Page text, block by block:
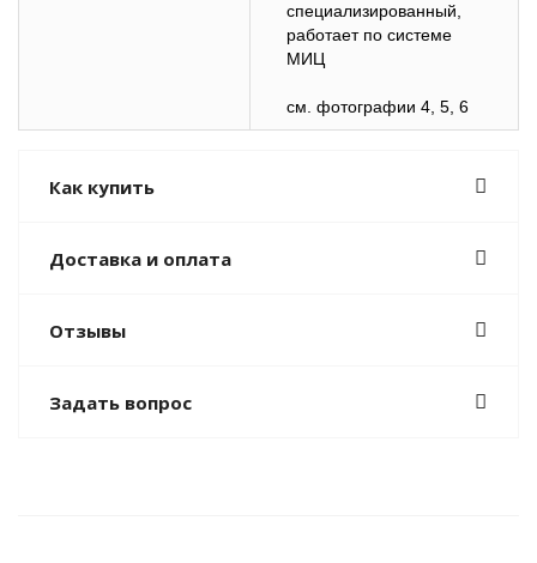
специализированный,
работает по системе
МИЦ
см. фотографии 4, 5, 6
Как купить
Доставка и оплата
Отзывы
Задать вопрос